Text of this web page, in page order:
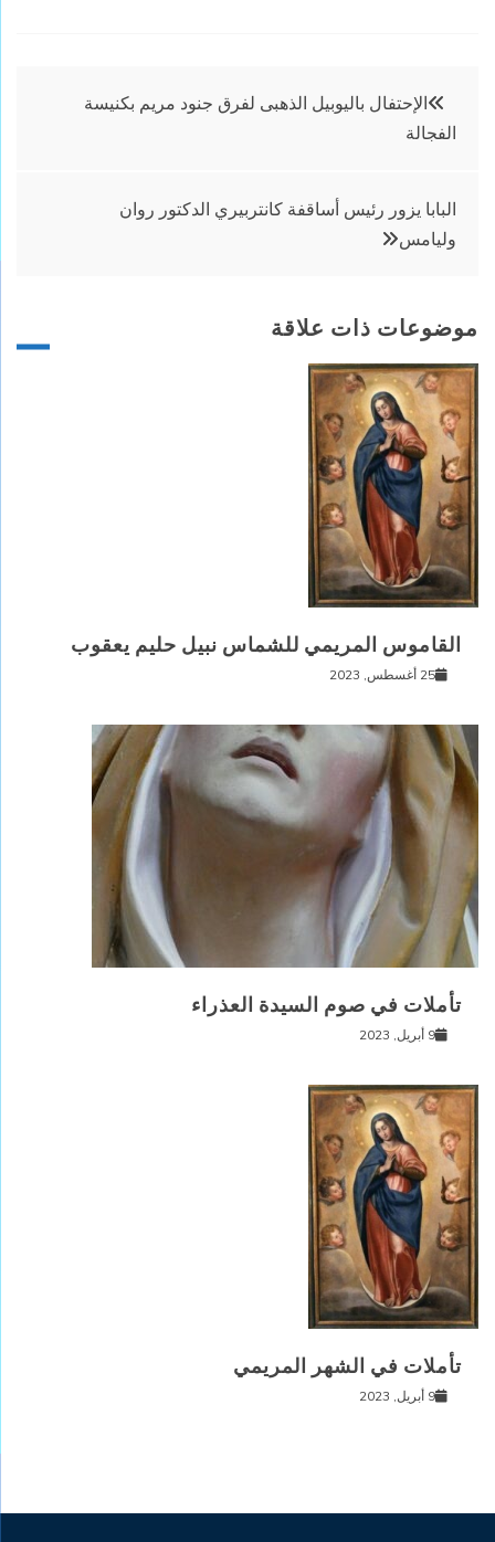
تصفّح
المقالات
الإحتفال باليوبيل الذهبى لفرق جنود مريم بكنيسة
الفجالة
البابا يزور رئيس أساقفة كانتربيري الدكتور روان
وليامس
موضوعات ذات علاقة
القاموس المريمي للشماس نبيل حليم يعقوب
25 أغسطس, 2023
تأملات في صوم السيدة العذراء
9 أبريل, 2023
تأملات في الشهر المريمي
9 أبريل, 2023